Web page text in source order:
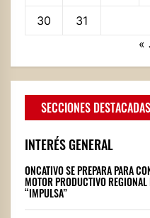
30
31
«
SECCIONES DESTACADAS
INTERÉS GENERAL
ONCATIVO SE PREPARA PARA
MOTOR PRODUCTIVO
“IMPULSA”